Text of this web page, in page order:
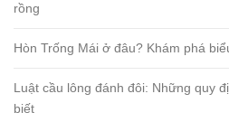
rồng
Hòn Trống Mái ở đâu? Khám phá
Luật cầu lông đánh đôi: Những quy
biết